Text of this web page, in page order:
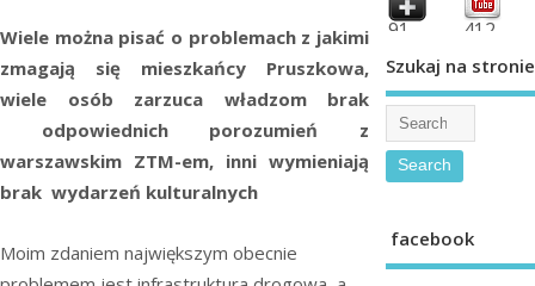
Wiele można pisać o problemach z jakimi
zmagają się mieszkańcy Pruszkowa,
wiele osób zarzuca władzom brak
odpowiednich porozumień z
warszawskim ZTM-em, inni wymieniają
brak wydarzeń kulturalnych
Moim zdaniem największym obecnie
91 412
Szukaj na stronie
facebook